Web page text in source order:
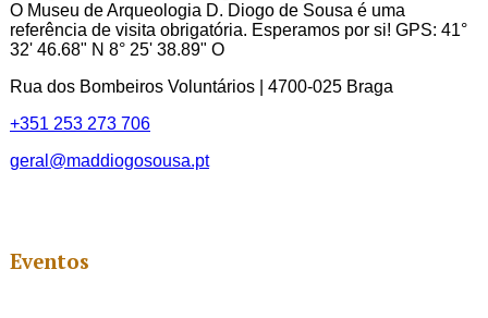
O Museu de Arqueologia D. Diogo de Sousa é uma
referência de visita obrigatória. Esperamos por si! GPS: 41°
32' 46.68" N 8° 25' 38.89" O
Rua dos Bombeiros Voluntários | 4700-025 Braga
+351 253 273 706
geral@maddiogosousa.pt
Eventos